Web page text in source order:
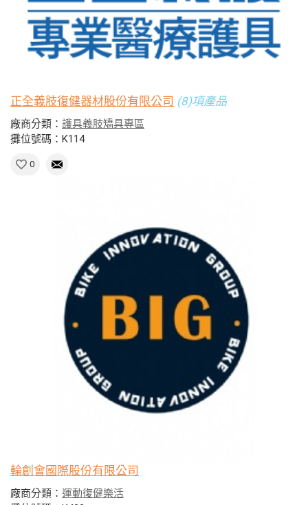
正全義肢復健器材股份有限公司 (8)項產品
廠商分類： 護具義肢矯具專區
攤位號碼：K114
0
輪創會國際股份有限公司
廠商分類： 運動復健樂活